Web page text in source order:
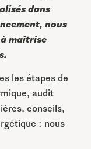
dans
nous
maîtrise
les étapes de
audit
conseils,
: nous